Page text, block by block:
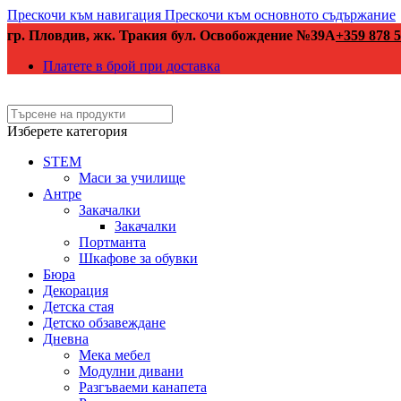
Прескочи към навигация Прескочи към основното съдържание
гр. Пловдив, жк. Тракия бул. Освобождение №39А+359 878
Платете в брой при доставка
Изберете категория
STEM
Маси за училище
Антре
Закачалки
Закачалки
Портманта
Шкафове за обувки
Бюра
Декорация
Детска стая
Детско обзавеждане
Дневна
Мека мебел
Модулни дивани
Разгъваеми канапета